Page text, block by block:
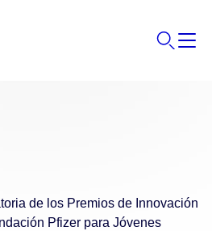
de los Premios de Innovación
Pfizer para Jóvenes